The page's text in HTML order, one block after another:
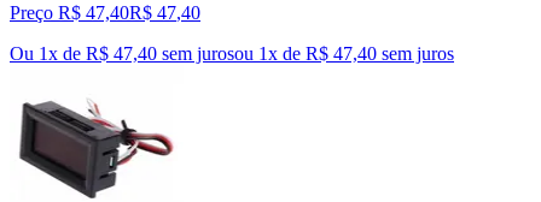
Preço R$ 47,40R$ 47,40
Ou 1x de R$ 47,40 sem jurosou 1x de R$ 47,40 sem juros